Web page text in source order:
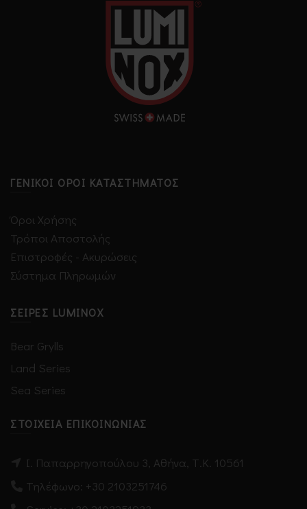
ΓΕΝΙΚΟΊ ΌΡΟΙ ΚΑΤΑΣΤΉΜΑΤΟΣ
Όροι Χρήσης
Τρόποι Αποστολής
Επιστροφές - Ακυρώσεις
Σύστημα Πληρωμών
ΣΕΙΡΈΣ LUMINOX
Bear Grylls
Land Series
Sea Series
ΣΤΟΙΧΕΊΑ ΕΠΙΚΟΙΝΩΝΊΑΣ
Ι. Παπαρρηγοπούλου 3, Αθήνα, Τ.Κ. 10561
Τηλέφωνο: +30 2103251746